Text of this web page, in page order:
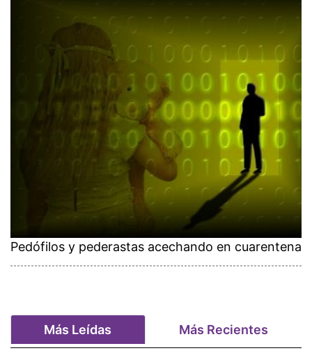
Pedófilos y pederastas acechando en cuarentena
Más Leídas Más Recientes